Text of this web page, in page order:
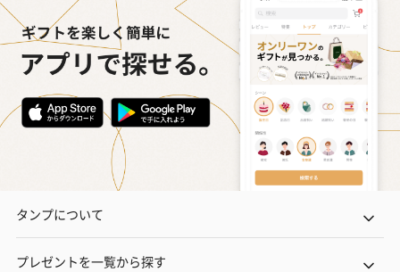
タンプについて
プレゼントを一覧から探す